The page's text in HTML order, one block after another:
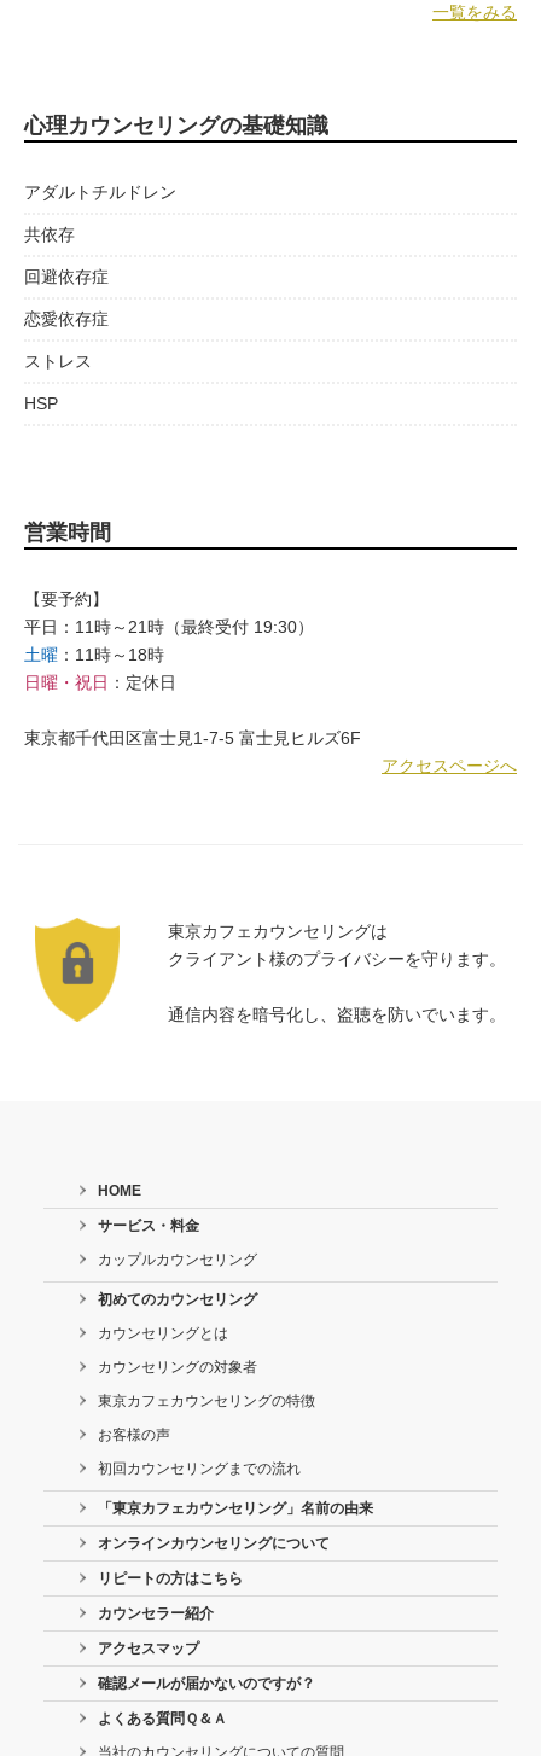
一覧をみる
心理カウンセリングの基礎知識
アダルトチルドレン
共依存
回避依存症
恋愛依存症
ストレス
HSP
営業時間
【要予約】
平日：11時～21時（最終受付 19:30）
土曜 ：11時～18時
日曜・祝日 ：定休日
東京都千代田区富士見1-7-5 富士見ヒルズ6F
アクセスページへ
東京カフェカウンセリングは
クライアント様のプライバシーを守ります。
通信内容を暗号化し、盗聴を防いでいます。
HOME
サービス・料金
カップルカウンセリング
初めてのカウンセリング
カウンセリングとは
カウンセリングの対象者
東京カフェカウンセリングの特徴
お客様の声
初回カウンセリングまでの流れ
「東京カフェカウンセリング」名前の由来
オンラインカウンセリングについて
リピートの方はこちら
カウンセラー紹介
アクセスマップ
確認メールが届かないのですが？
よくある質問Ｑ＆Ａ
当社のカウンセリングについての質問